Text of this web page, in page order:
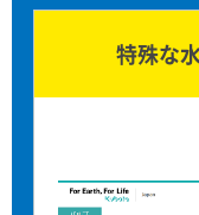
特殊な